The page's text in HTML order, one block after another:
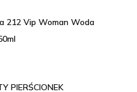
212 Vip Woman Woda
PIERŚCIONEK